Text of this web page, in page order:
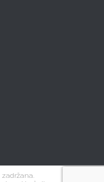
zadržana.